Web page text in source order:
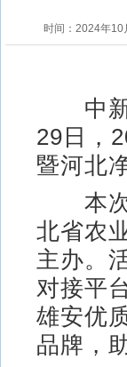
时间：2024年
中新
29日，
暨河北
本次
北省农
主办。
对接平
雄安优
品牌，